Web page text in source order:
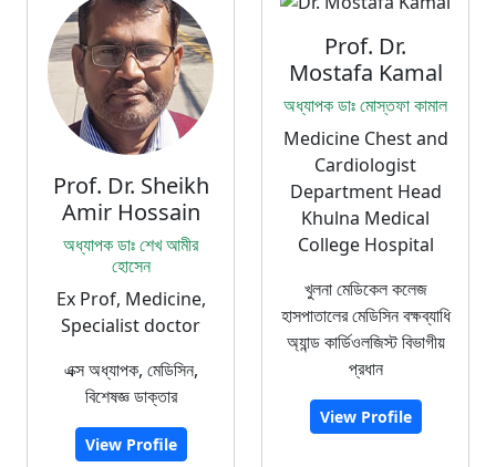
Prof. Dr. Sheikh
Amir Hossain
অধ্যাপক ডাঃ শেখ আমীর
হোসেন
Ex Prof, Medicine,
Specialist doctor
এক্স অধ্যাপক, মেডিসিন,
বিশেষজ্ঞ ডাক্তার
View Profile
Prof. Dr.
Mostafa Kamal
অধ্যাপক ডাঃ মোস্তফা কামাল
Medicine Chest and
Cardiologist
Department Head
Khulna Medical
College Hospital
খুলনা মেডিকেল কলেজ
হাসপাতালের মেডিসিন বক্ষব্যাধি
অ্যান্ড কার্ডিওলজিস্ট বিভাগীয়
প্রধান
View Profile